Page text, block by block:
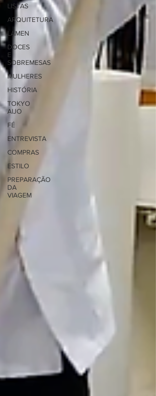
LISTAS
ARQUITETURA
LÁMEN
DOCES
E
SOBREMESAS
MULHERES
HISTÓRIA
TOKYO
AIJO
FÉ
ENTREVISTA
COMPRAS
ESTILO
PREPARAÇÃO
DA
VIAGEM